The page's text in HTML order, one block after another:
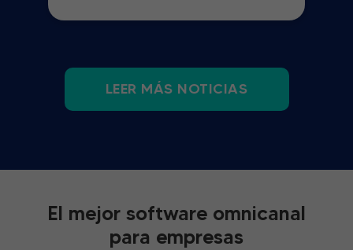
LEER MÁS NOTICIAS
El mejor software omnicanal
para empresas